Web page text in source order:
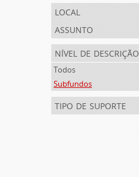
local
assunto
nível de descrição
Todos
Subfundos
tipo de suporte